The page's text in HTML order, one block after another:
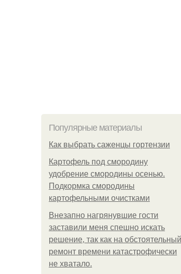
Популярные материалы
Как выбрать саженцы гортензии
Картофель под смородину
удобрение смородины осенью.
Подкормка смородины
картофельными очистками
Внезапно нагрянувшие гости
заставили меня спешно искать
решение, так как на обстоятельный
ремонт времени катастрофически
не хватало.